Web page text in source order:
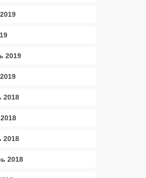
2019
2018
2018
2018